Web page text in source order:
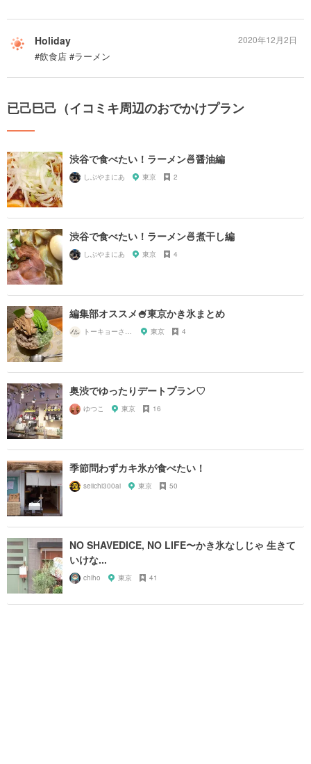
Holiday
#飲食店 #ラーメン
2020年12月2日
已己巳己（イコミキ周辺のおでかけプラン
渋谷で食べたい！ラーメン🍜醤油編
しぶやまにあ 東京 2
渋谷で食べたい！ラーメン🍜煮干し編
しぶやまにあ 東京 4
編集部オススメ🍧東京かき氷まとめ
東京 4
奥渋でゆったりデートプラン♡
ゆつこ 東京 16
季節問わずカキ氷が食べたい！
seiichi300ai 東京 50
NO SHAVEDICE, NO LIFE〜かき氷なしじゃ 生きて
いけな...
chiho 東京 41